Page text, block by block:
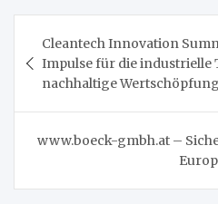
Cleantech Innovation
Impulse für die
nachhaltige Wertschöpfung
www.boeck-gmbh.at –